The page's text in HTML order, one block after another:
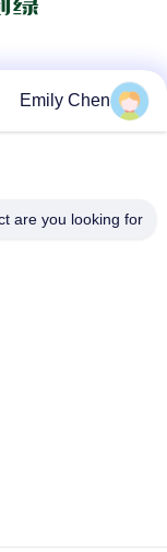
Emily Chen
are you looking for?